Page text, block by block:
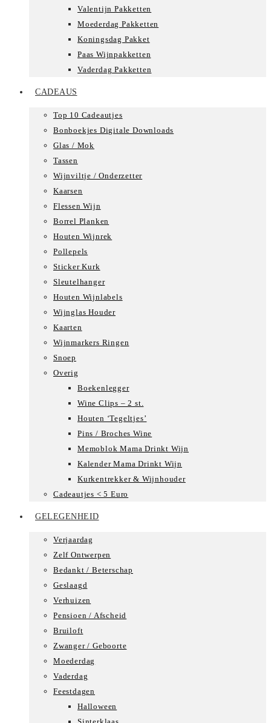
Valentijn Pakketten
Moederdag Pakketten
Koningsdag Pakket
Paas Wijnpakketten
Vaderdag Pakketten
CADEAUS
Top 10 Cadeautjes
Bonboekjes Digitale Downloads
Glas / Mok
Tassen
Wijnviltje / Onderzetter
Kaarsen
Flessen Wijn
Borrel Planken
Houten Wijnrek
Pollepels
Sticker Kurk
Sleutelhanger
Houten Wijnlabels
Wijnglas Houder
Kaarten
Wijnmarkers Ringen
Snoep
Overig
Boekenlegger
Wine Clips – 2 st.
Houten ‘Tegeltjes’
Pins / Broches Wine
Memoblok Mama Drinkt Wijn
Kalender Mama Drinkt Wijn
Kurkentrekker & Wijnhouder
Cadeautjes < 5 Euro
GELEGENHEID
Verjaardag
Zelf Ontwerpen
Bedankt / Beterschap
Geslaagd
Verhuizen
Pensioen / Afscheid
Bruiloft
Zwanger / Geboorte
Moederdag
Vaderdag
Feestdagen
Halloween